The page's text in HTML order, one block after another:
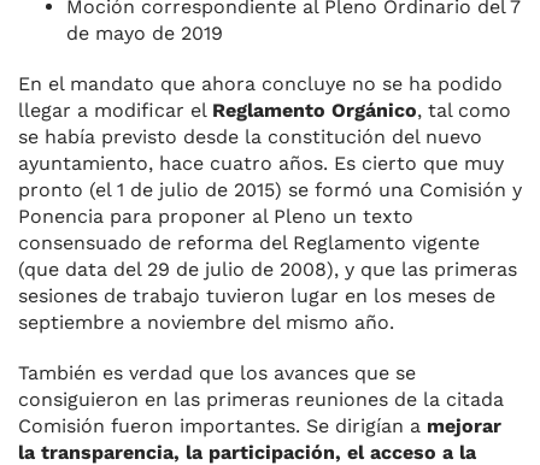
Moción correspondiente al Pleno Ordinario del 7
de mayo de 2019
En el mandato que ahora concluye no se ha podido
llegar a modificar el Reglamento Orgánico, tal como
se había previsto desde la constitución del nuevo
ayuntamiento, hace cuatro años. Es cierto que muy
pronto (el 1 de julio de 2015) se formó una Comisión y
Ponencia para proponer al Pleno un texto
consensuado de reforma del Reglamento vigente
(que data del 29 de julio de 2008), y que las primeras
sesiones de trabajo tuvieron lugar en los meses de
septiembre a noviembre del mismo año.
También es verdad que los avances que se
consiguieron en las primeras reuniones de la citada
Comisión fueron importantes. Se dirigían a mejorar
la transparencia, la participación, el acceso a la